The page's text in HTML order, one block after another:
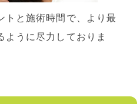
トと施術時間で、より最
ように尽力しておりま